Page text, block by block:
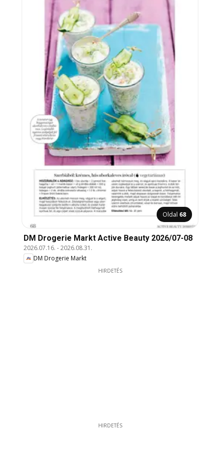
Oldal 68
DM Drogerie Markt Active Beauty 2026/07-08
2026.07.16. -2026.08.31.
DM Drogerie Markt
HIRDETÉS
HIRDETÉS